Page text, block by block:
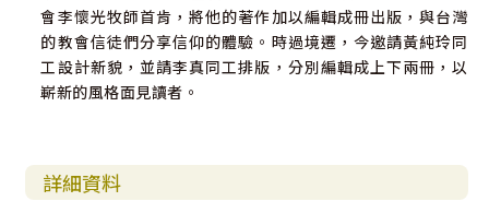
會李懷光牧師首肯，將他的著作加以編輯成冊出版，與台灣
的教會信徒們分享信仰的體驗。時過境遷，今邀請黃純玲同
工設計新貌，並請李真同工排版，分別編輯成上下兩冊，以
嶄新的風格面見讀者。
詳細資料